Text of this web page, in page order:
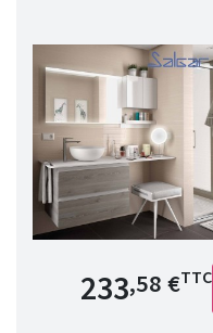
Prix de base
233,58 €TTC